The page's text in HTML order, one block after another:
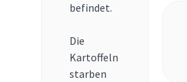
befindet.
Die
Kartoffeln
starben